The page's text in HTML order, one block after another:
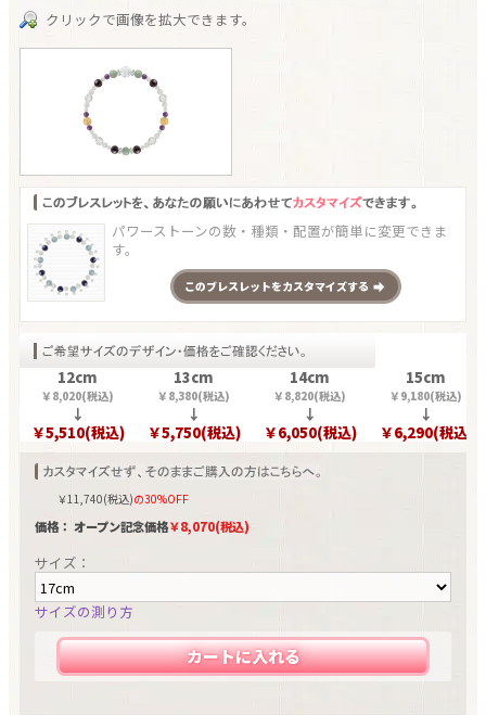
クリックで画像を拡大できます。
12cm
￥ 8,020(税込)
↓
￥5,510(税込)
13cm
￥ 8,380(税込)
↓
￥5,750(税込)
14cm
￥ 8,820(税込)
↓
￥6,050(税込)
15cm
￥ 9,180(税込)
↓
￥6,290(税込)
パワーストーンの数・種類・配置が簡単に変更できま
す。
このブレスレットをカスタマイズする
￥11,740(税込)の30%OFF
価格： オープン記念価格￥8,070(税込)
サイズ：
サイズの測り方
カートに入れる